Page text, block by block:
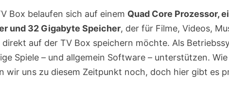
Box belaufen sich auf einem Quad Core Prozessor,
und 32 Gigabyte Speicher, der für Filme, Videos,
auf der TV Box speichern möchte. Als
Spiele – und allgemein Software – unterstützen.
wir uns zu diesem Zeitpunkt noch, doch hier gibt es